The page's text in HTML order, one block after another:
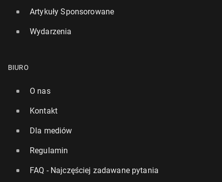
Artykuły Sponsorowane
Wydarzenia
BIURO
O nas
Kontakt
Dla mediów
Regulamin
FAQ - Najczęściej zadawane pytania